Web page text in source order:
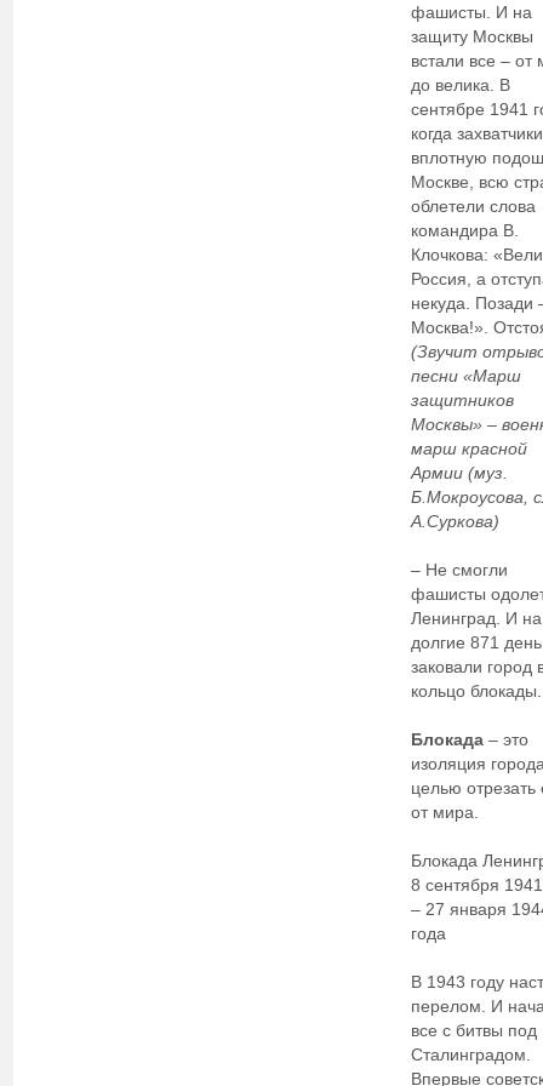
фашисты. И на
защиту Москвы
встали все – от
до велика. В
сентябре 1941
когда
вплотную
Москве, всю
облетели слова
командира В.
Клочкова:
Россия, а
некуда. Позади
Москва!».
(Звучит
песни «Марш
защитников
Москвы» –
марш красной
Армии (муз.
Б.Мокроусова,
А.Суркова)
– Не смогли
фашисты
Ленинград. И на
долгие 871
заковали город
кольцо блокады.
Блокада – это
изоляция
целью отрезать
от мира.
Блокада
8 сентября
– 27 января
года
В 1943 году
перелом. И
все с битвы под
Сталинградом.
Впервые